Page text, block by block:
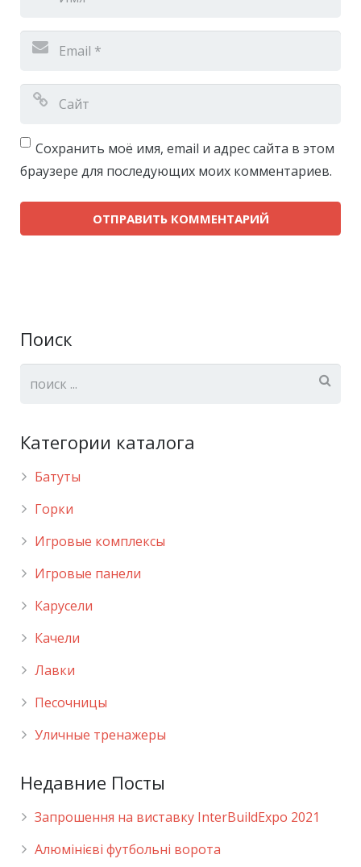
Сохранить моё имя, email и адрес сайта в этом
браузере для последующих моих комментариев.
Поиск
Категории каталога
Батуты
Горки
Игровые комплексы
Игровые панели
Карусели
Качели
Лавки
Песочницы
Уличные тренажеры
Недавние Посты
Запрошення на виставку InterBuildExpo 2021
Алюмінієві футбольні ворота